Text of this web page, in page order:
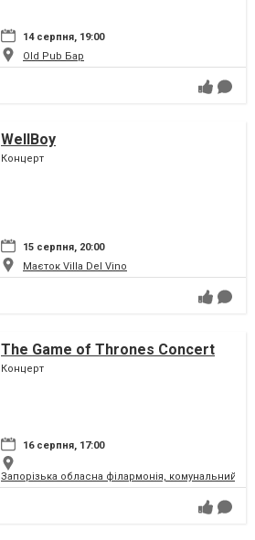
14 серпня, 19:00
Old Pub Бар
WellBoy
Концерт
15 серпня, 20:00
Маєток Villa Del Vino
The Game of Thrones Concert
Концерт
16 серпня, 17:00
Запорізька обласна філармонія, комунальний